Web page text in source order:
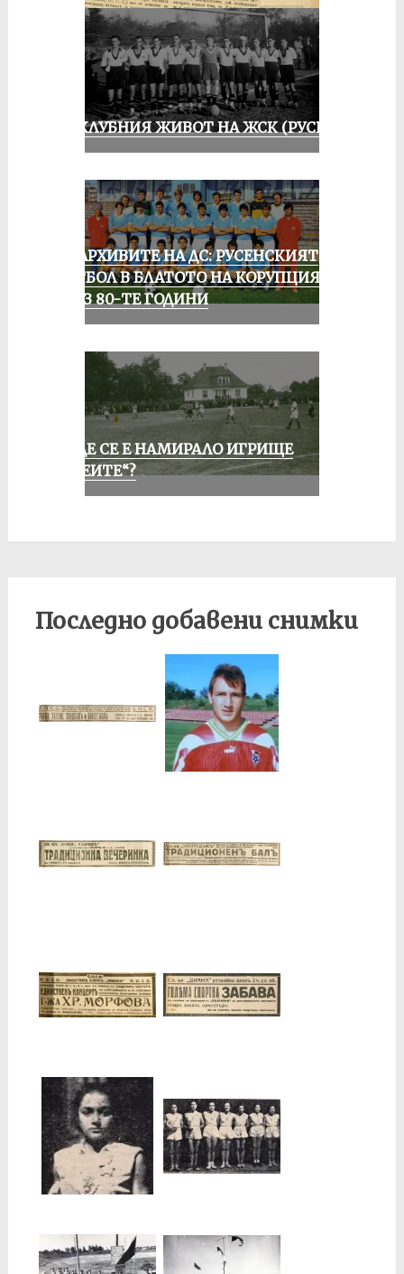
ИЗ КЛУБНИЯ ЖИВОТ НА ЖСК (РУСЕ)
ИЗ АРХИВИТЕ НА ДС: РУСЕНСКИЯТ
ФУТБОЛ В БЛАТОТО НА КОРУПЦИЯТА
ПРЕЗ 80-ТЕ ГОДИНИ
КЪДЕ СЕ Е НАМИРАЛО ИГРИЩЕ
„АЛЕИТЕ“?
Последно добавени снимки